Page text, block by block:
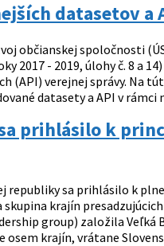
datasetov a
občianskej spoločnosti
2017 - 2019, úlohy č. 8 a
(API) verejnej správy. Na
datasety a API v rámci
prihlásilo k
sa prihlásilo k
krajín
group) založila
krajín, vrátane